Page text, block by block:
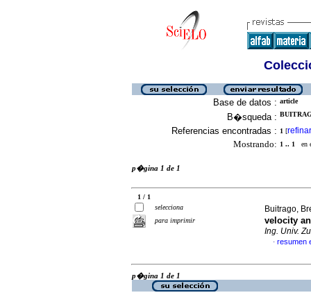
Base de datos : article
B�squeda :
Referencias encontradas : 1 [refinar
Mostrando: 1 .. 1 en
p�gina 1 de 1
1 / 1
selecciona
para imprimir
Buitrago,
velocity
Ing. Univ.
· resumen
p�gina 1 de 1